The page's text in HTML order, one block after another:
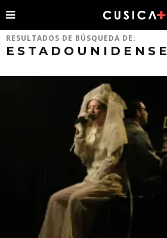
RESULTADOS DE BÚSQUEDA DE:
ESTADOUNIDENSE